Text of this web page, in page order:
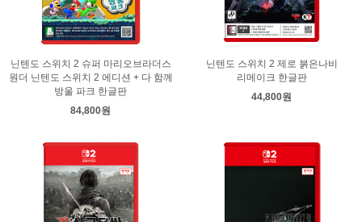
닌텐도 스위치 2 슈퍼 마리오브라더스
원더 닌텐도 스위치 2 에디션 + 다 함께
방울 파크 한글판
84,800원
닌텐도 스위치 2 제로 붉은나비
리메이크 한글판
44,800원